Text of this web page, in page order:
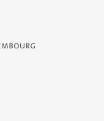
- Service